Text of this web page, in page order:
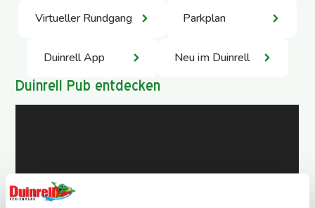
Virtueller Rundgang
Parkplan
Duinrell App Neu im Duinrell
Duinrell Pub entdecken